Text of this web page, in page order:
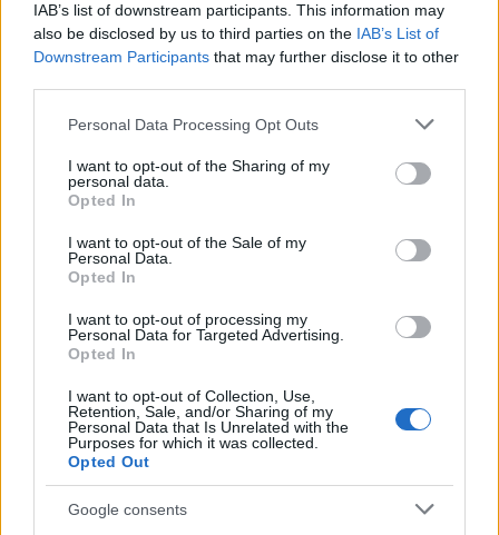
IAB’s list of downstream participants. This information may
also be disclosed by us to third parties on the IAB’s List of
Downstream Participants that may further disclose it to other
Please note that this website/app uses one or more Google
not limited to your visit or usage behaviour. You may click to
grant or deny consent to Google and its third-party tags to
use your data for below specified purposes in below Google
consent section.
Personal Data Processing Opt Outs
I want to opt-out of the Sharing of my
personal data.
Opted In
I want to opt-out of the Sale of my
Personal Data.
Opted In
I want to opt-out of processing my
Personal Data for Targeted Advertising.
Opted In
I want to opt-out of Collection, Use,
Retention, Sale, and/or Sharing of my
Personal Data that Is Unrelated with the
Purposes for which it was collected.
Opted Out
Google consents
πρώτοι όλες τιςειδήσειςαπό την Ελλάδα και τον κόσμο.